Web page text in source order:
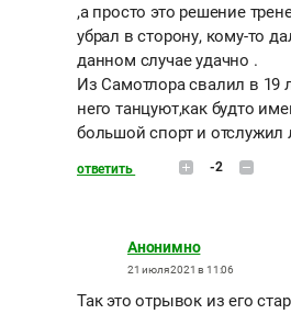
,а просто это решение
убрал в сторону, кому-то
данном случае удачно .
Из Самотлора свалил в 19
него танцуют,как будто
большой спорт и отслужил
ответить -2
Анонимно
21 июля 2021 в 11:06
Так это отрывок из его